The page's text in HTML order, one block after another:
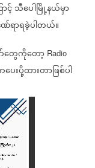
င့်သီပေါမြို့နယ်မှာ
ာရခဲ့ပါတယ်။
တွေကိုတော့ Radio
ေးပို့ထားတာဖြစ်ပါ